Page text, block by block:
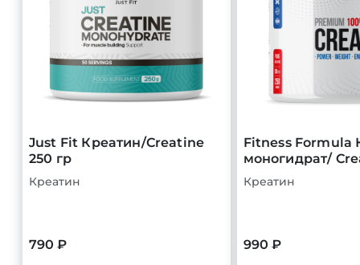
Just Fit Креатин/Creatine
250 гр
Креатин
790 ₽
Fitness Formula
моногидрат/
Креатин
990 ₽